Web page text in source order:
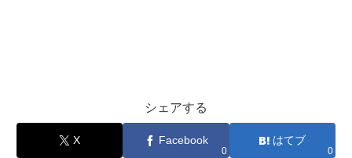
シェアする
X Facebook
0
はてブ
0